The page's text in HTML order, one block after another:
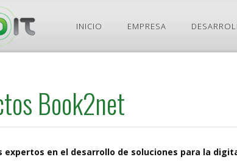
INICIO EMPRESA
Book2net
expertos en el desarrollo de soluciones para la